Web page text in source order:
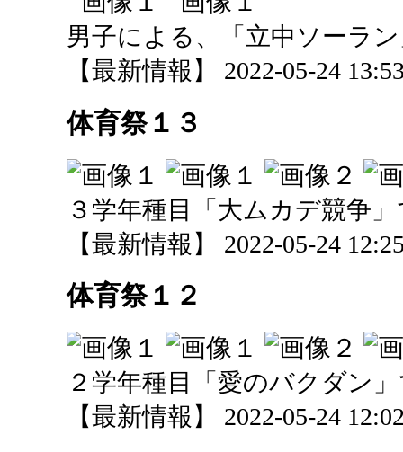
男子による、「立中ソーラ
【最新情報】 2022-05-24
体育祭１３
３学年種目「大ムカデ競争
【最新情報】 2022-05-24
体育祭１２
２学年種目「愛のバクダン
【最新情報】 2022-05-24